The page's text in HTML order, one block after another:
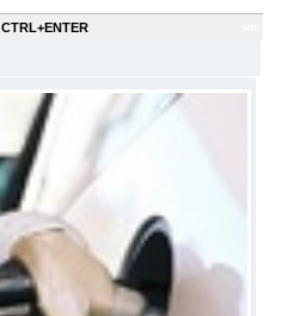
CTRL+ENTER